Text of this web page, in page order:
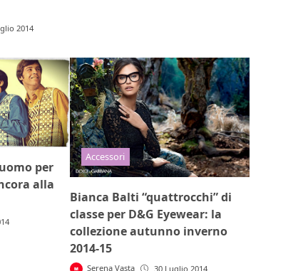
2014
per
alla
Accessori
Bianca Balti “quattrocchi” di
classe per D&G Eyewear: la
collezione autunno inverno
2014-15
Serena Vasta 30 Luglio 2014